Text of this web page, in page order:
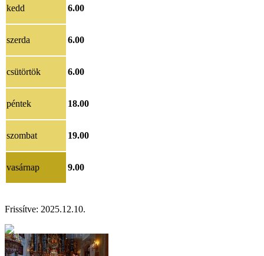
kedd 6.00
szerda 6.00
csütörtök 6.00
péntek 18.00
szombat 19.00
vasárnap 9.00
Frissítve: 2025.12.10.